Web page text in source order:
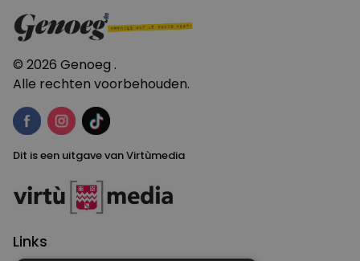
© 2026 Genoeg .
Alle rechten voorbehouden.
Dit is een uitgave van Virtùmedia
Links